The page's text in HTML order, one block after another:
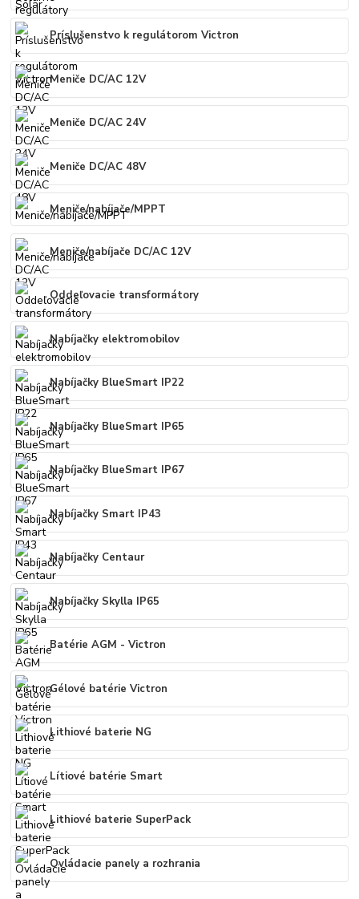
Príslušenstvo k regulátorom Victron
Meniče DC/AC 12V
Meniče DC/AC 24V
Meniče DC/AC 48V
Meniče/nabíjače/MPPT
Meniče/nabíjače DC/AC 12V
Oddeľovacie transformátory
Nabíjačky elektromobilov
Nabíjačky BlueSmart IP22
Nabíjačky BlueSmart IP65
Nabíjačky BlueSmart IP67
Nabíjačky Smart IP43
Nabíjačky Centaur
Nabíjačky Skylla IP65
Batérie AGM - Victron
Gélové batérie Victron
Lithiové baterie NG
Lítiové batérie Smart
Lithiové baterie SuperPack
Ovládacie panely a rozhrania